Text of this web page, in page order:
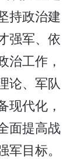
持政治建
强军、依
治工作，
论、军队
现代化，
面提高战
目标。